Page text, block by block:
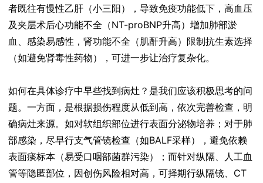
者既往有慢性乙肝（小三阳），导致免疫功能低下，高血压
及夹层术后心功能不全（NT-proBNP升高）增加肺部淤
血、感染易感性，肾功能不全（肌酐升高）限制抗生素选择
（如避免肾毒性药物），可进一步让治疗复杂化。
如何在具体诊疗中早些找到病灶？是我们应该积极思考的问
题。一方面，是根据损伤程度从低到高，依次完善检查，明
确病灶来源。如对软组织部位进行表面分泌物培养；对于肺
部感染，尽早行支气管镜检查（如BALF采样），避免依赖
表面痰标本（易受口咽部菌群污染）；而针对纵隔、人工血
管等隐匿部位，因创伤风险相对高，可择期行纵隔镜、CT